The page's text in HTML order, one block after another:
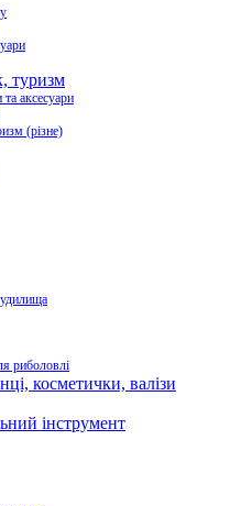
туризм
аксесуари
(різне)
риболовлі
косметички, валізи
інструмент